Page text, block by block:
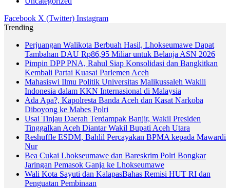
Facebook X (Twitter) Instagram
Trending
Perjuangan Walikota Berbuah Hasil, Lhokseumawe Dapat
Tambahan DAU Rp86,95 Miliar untuk Belanja ASN 2026
Pimpin DPP PNA, Rahul Siap Konsolidasi dan Bangkitkan
Kembali Partai Kuasai Parlemen Aceh
Mahasiswi Ilmu Politik Universitas Malikussaleh Wakili
Indonesia dalam KKN Internasional di Malaysia
Ada Apa?, Kapolresta Banda Aceh dan Kasat Narkoba
Diboyong ke Mabes Polri
Usai Tinjau Daerah Terdampak Banjir, Wakil Presiden
Tinggalkan Aceh Diantar Wakil Bupati Aceh Utara
Reshuffle ESDM, Bahlil Percayakan BPMA kepada Mawardi
Nur
Bea Cukai Lhokseumawe dan Bareskrim Polri Bongkar
Jaringan Pemasok Ganja ke Lhokseumawe
Wali Kota Sayuti dan KalapasBahas Remisi HUT RI dan
Penguatan Pembinaan